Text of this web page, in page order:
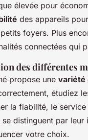
élevée pour
des appareils
foyers. Plus
connectées qui
des différentes
propose une variété
étudiez
la fiabilité, le
se distinguent par
votre choix.